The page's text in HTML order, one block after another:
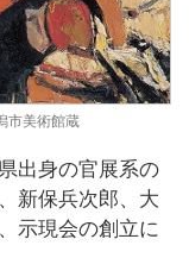
市美術館蔵
出身の官展系の
新保兵次郎、大
示現会の創立に